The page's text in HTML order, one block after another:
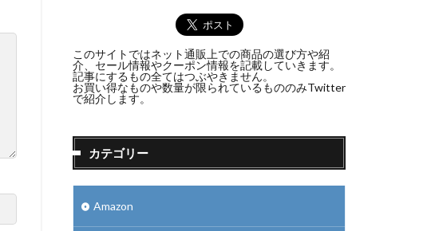
このサイトではネット通販上での商品の選び方や紹
介、セール情報やクーポン情報を記載していきます。
記事にするもの全てはつぶやきません。
お買い得なものや数量が限られているもののみTwitter
で紹介します。
カテゴリー
Amazon